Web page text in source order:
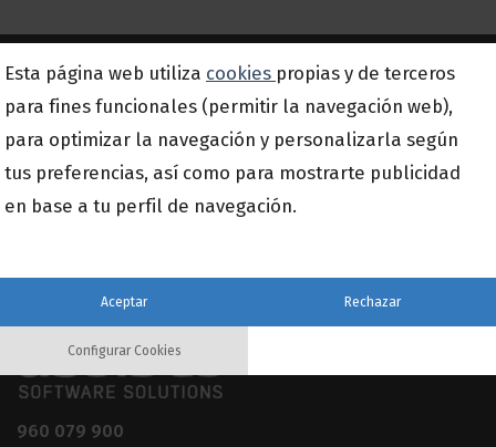
Suscríbete a nuestra newsletter
Email
960 079 900
Esta página web utiliza cookies propias y de terceros
para fines funcionales (permitir la navegación web),
para optimizar la navegación y personalizarla según
tus preferencias, así como para mostrarte publicidad
en base a tu perfil de navegación.
Aceptar Rechazar
Configurar Cookies